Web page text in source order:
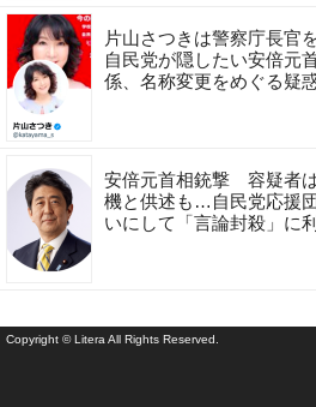
片山さつきは警察庁長官
自民党が隠したい安倍元
係、名称変更をめぐる疑
安倍元首相銃撃 容疑者
機と供述も…自民党応援
いにして「言論封殺」に
Copyright © Litera All Rights Reserved.